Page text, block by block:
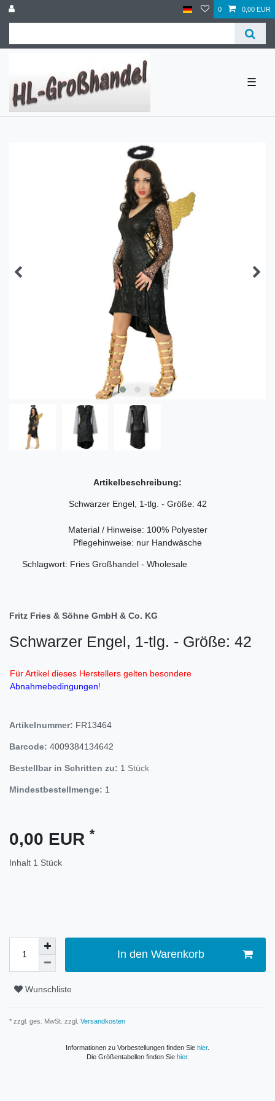
0 0,00 EUR
☰
Artikelbeschreibung:
Schwarzer Engel, 1-tlg. - Größe: 42
Material / Hinweise: 100% Polyester
Pflegehinweise: nur Handwäsche
Schlagwort: Fries Großhandel - Wholesale
Fritz Fries & Söhne GmbH & Co. KG
Schwarzer Engel, 1-tlg. - Größe: 42
Für Artikel dieses Herstellers gelten besondere
Abnahmebedingungen!
Artikelnummer: FR13464
Barcode: 4009384134642
Bestellbar in Schritten zu: 1 Stück
Mindestbestellmenge: 1
0,00 EUR *
Inhalt 1 Stück
In den Warenkorb
Wunschliste
* zzgl. ges. MwSt. zzgl. Versandkosten
Informationen zu Vorbestellungen finden Sie hier.
Die Größentabellen finden Sie hier.